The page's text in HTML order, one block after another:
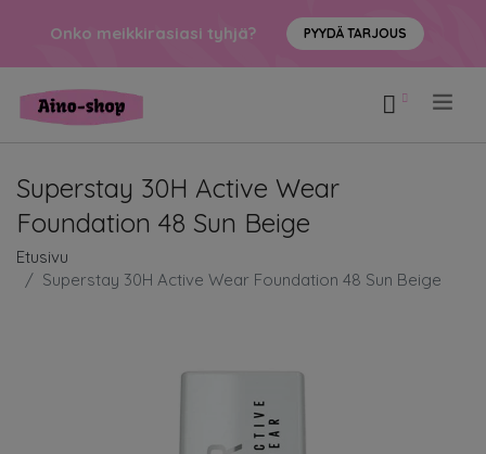
Onko meikkirasiasi tyhjä? PYYDÄ TARJOUS
Superstay 30H Active Wear
Foundation 48 Sun Beige
Etusivu
Superstay 30H Active Wear Foundation 48 Sun Beige